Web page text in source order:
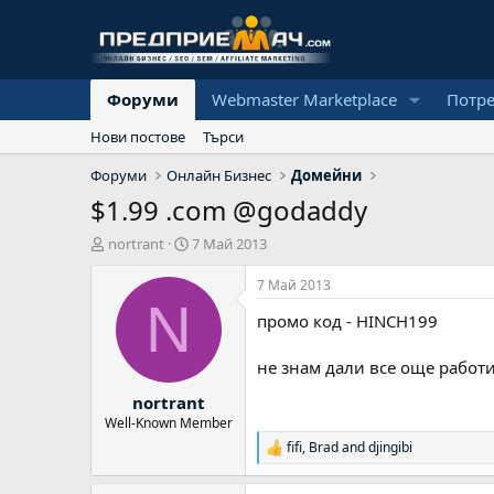
Форуми Webmaster Marketplace
Нови постове
Търси
Форуми
Онлайн Бизнес Домейни
$1.99 .com @godaddy
А
nortrant
Н
ч
д
а
т
7 Май 2013
N
nortrant
Well-Known Member
7 Май 2013
промо код - HINCH199
не знам дали все още работи
Р
е
а
fifi, Bradanddjingibi